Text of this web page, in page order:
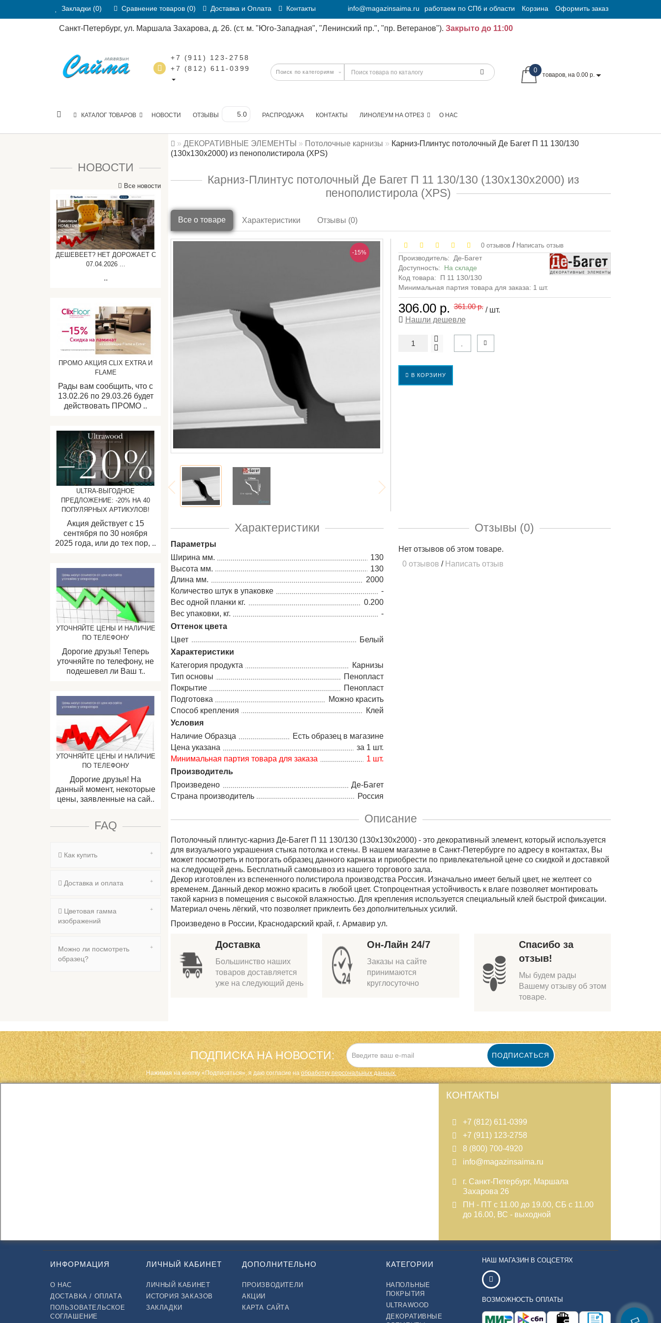
Закладки (0) Сравнение товаров (0) Доставка и Оплата Контакты info@magazinsaima.ru работаем по СПб и области Корзина Оформить заказ
Санкт-Петербург, ул. Маршала Захарова, д. 26. (ст. м. "Юго-Западная", "Ленинский пр.", "пр. Ветеранов"). Закрыто до 11:00
+7 (911) 123-2758
+7 (812) 611-0399
0
товаров, на 0.00 р.
КАТАЛОГ ТОВАРОВ НОВОСТИ ОТЗЫВЫ РАСПРОДАЖА КОНТАКТЫ О НАС
ЛИНОЛЕУМ НА ОТРЕЗ
НОВОСТИ
Все новости
ДЕШЕВЕЕТ? НЕТ ДОРОЖАЕТ C
07.04.2026 ...
..
ПРОМО АКЦИЯ CLIX EXTRA И
FLAME
Рады вам сообщить, что с
13.02.26 по 29.03.26 будет
действовать ПРОМО ..
ULTRA-ВЫГОДНОЕ
ПРЕДЛОЖЕНИЕ: -20% НА 40
ПОПУЛЯРНЫХ АРТИКУЛОВ!
Акция действует с 15
сентября по 30 ноября
2025 года, или до тех пор, ..
УТОЧНЯЙТЕ ЦЕНЫ И НАЛИЧИЕ
ПО ТЕЛЕФОНУ
Дорогие друзья! Теперь
уточняйте по телефону, не
подешевел ли Ваш т..
УТОЧНЯЙТЕ ЦЕНЫ И НАЛИЧИЕ
ПО ТЕЛЕФОНУ
Дорогие друзья! На
данный момент, некоторые
цены, заявленные на сай..
FAQ
Как купить
Доставка и оплата
Цветовая гамма
изображений
Можно ли посмотреть
образец?
ДЕКОРАТИВНЫЕ ЭЛЕМЕНТЫ Потолочные карнизы
Карниз-Плинтус потолочный Де Багет П 11 130/130
(130х130х2000) из пенополистирола (XPS)
Карниз-Плинтус потолочный Де Багет П 11 130/130 (130х130х2000) из
пенополистирола (XPS)
Все о товаре Характеристики Отзывы (0)
-15%
0 отзывов / Написать отзыв
Производитель:
Де-Багет
Доступность: На складе
Код товара:
П 11 130/130
Минимальная партия товара для заказа: 1 шт.
306.00 р. 361.00 р./ шт.
Нашли дешевле
В КОРЗИНУ
Характеристики
Параметры
Ширина мм.
130
Высота мм.
130
Длина мм.
2000
Количество штук в упаковке
-
Вес одной планки кг.
0.200
Вес упаковки, кг.
-
Оттенок цвета
Цвет
Белый
Характеристики
Категория продукта
Карнизы
Тип основы
Пенопласт
Покрытие
Пенопласт
Подготовка
Можно красить
Способ крепления
Клей
Условия
Наличие Образца
Есть образец в магазине
Цена указана
за 1 шт.
Минимальная партия товара для заказа
1 шт.
Производитель
Произведено
Де-Багет
Страна производитель
Россия
Отзывы (0)
Нет отзывов об этом товаре.
0 отзывов / Написать отзыв
Описание
Потолочный плинтус-карниз Де-Багет П 11 130/130 (130х130х2000) - это декоративный элемент, который используется
для визуального украшения стыка потолка и стены. В нашем магазине в Санкт-Петербурге по адресу в контактах, Вы
может посмотреть и потрогать образец данного карниза и приобрести по привлекательной цене со скидкой и доставкой
на следующей день. Бесплатный самовывоз из нашего торгового зала.
Декор изготовлен из вспененного полистирола производства Россия. Изначально имеет белый цвет, не желтеет со
временем. Данный декор можно красить в любой цвет. Стопроцентная устойчивость к влаге позволяет монтировать
такой карниз в помещения с высокой влажностью. Для крепления используется специальный клей быстрой фиксации.
Материал очень лёгкий, что позволяет приклеить без дополнительных усилий.
Произведено в России, Краснодарский край, г. Армавир ул.
Доставка
Большинство наших
товаров доставляется
уже на следующий день
Он-Лайн 24/7
Заказы на сайте
принимаются
круглосуточно
Спасибо за
отзыв!
Мы будем рады
Вашему отзыву об этом
товаре.
ПОДПИСКА НА НОВОСТИ: ПОДПИСАТЬСЯ
Нажимая на кнопку «Подписаться», я даю cогласие наобработку персональных данных.
КОНТАКТЫ
+7 (812) 611-0399
+7 (911) 123-2758
8 (800) 700-4920
info@magazinsaima.ru
г. Санкт-Петербург, Маршала
Захарова 26
ПН - ПТ с 11.00 до 19.00, СБ с 11.00
до 16.00, ВС - выходной
ИНФОРМАЦИЯ
О НАС
ДОСТАВКА / ОПЛАТА
ПОЛЬЗОВАТЕЛЬСКОЕ
СОГЛАШЕНИЕ
ЛИЧНЫЙ КАБИНЕТ
ЛИЧНЫЙ КАБИНЕТ
ИСТОРИЯ ЗАКАЗОВ
ЗАКЛАДКИ
ДОПОЛНИТЕЛЬНО
ПРОИЗВОДИТЕЛИ
АКЦИИ
КАРТА САЙТА
КАТЕГОРИИ
НАПОЛЬНЫЕ
ПОКРЫТИЯ
ULTRAWOOD
ДЕКОРАТИВНЫЕ
НАШ МАГАЗИН В СОЦСЕТЯХ
ВОЗМОЖНОСТЬ ОПЛАТЫ